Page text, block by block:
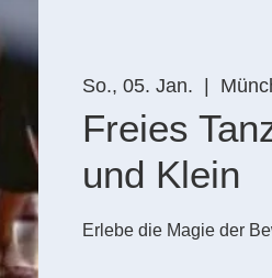
So., 05. Jan.
Freies
und Klein
Erlebe die Magie der